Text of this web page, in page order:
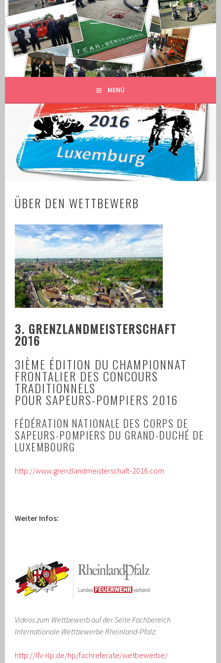
Springe
zum
InhaltGRENZLANDMEISTERSCHAFT
2016
GESCHICHTEN DER BEWERBSGRUPPE BERGKAMEN
MENÜ
ÜBER DEN WETTBEWERB
3. GRENZLANDMEISTERSCHAFT
2016
3IÈME ÉDITION DU CHAMPIONNAT
FRONTALIER DES CONCOURS
TRADITIONNELS
POUR SAPEURS-POMPIERS 2016
FÉDÉRATION NATIONALE DES CORPS DE
SAPEURS-POMPIERS DU GRAND-DUCHÉ DE
LUXEMBOURG
http://www.grenzlandmeisterschaft-2016.com
Weiter Infos:
Videos zum Wettbewerb auf der Seite Fachbereich
Internationale Wettbewerbe Rheinland-Pfalz:
http://lfv-rlp.de/hp/fachreferate/wetbewerbe/